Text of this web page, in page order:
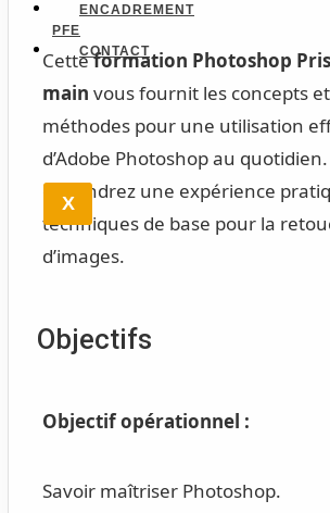
ENCADREMENT
PFE
CONTACT
X
Cetteformation Photoshop
main vous fournit les concepts
méthodes pour une utilisation
d’Adobe Photoshop au
obtiendrez une expérience
techniques de base pour la
d’images.
Objectifs
Objectif opérationnel :
Savoir maîtriser Photoshop.